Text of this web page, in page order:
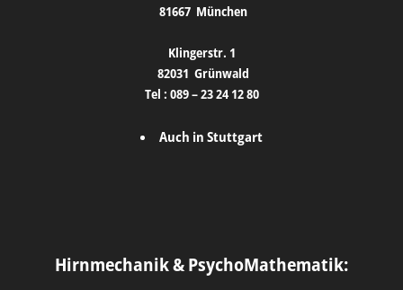
81667 München
Klingerstr. 1
82031 Grünwald
Tel : 089 – 23 24 12 80
Auch in Stuttgart
Hirnmechanik & PsychoMathematik: